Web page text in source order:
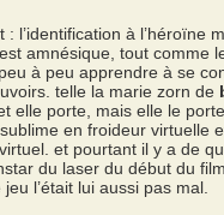
: l’identification à l’héroïne
amnésique, tout comme
à peu apprendre à se
telle la marie zorn de
elle porte, mais elle le
en froideur virtuelle
et pourtant il y a de
du laser du début du
l’était lui aussi pas mal.